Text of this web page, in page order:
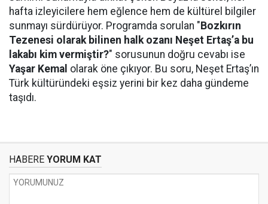
hafta izleyicilere hem eğlence hem de kültürel bilgiler
sunmayı sürdürüyor. Programda sorulan " Bozkırın
Tezenesi olarak bilinen halk ozanı Neşet Ertaş’a bu
lakabı kim vermiştir?" sorusunun doğru cevabı ise
Yaşar Kemal olarak öne çıkıyor. Bu soru, Neşet Ertaş’ın
Türk kültüründeki eşsiz yerini bir kez daha gündeme
taşıdı.
HABERE YORUM KAT